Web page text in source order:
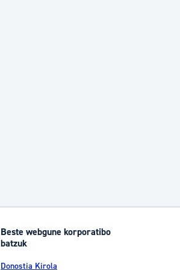
Beste webgune korporatibo
batzuk
Donostia Kirola